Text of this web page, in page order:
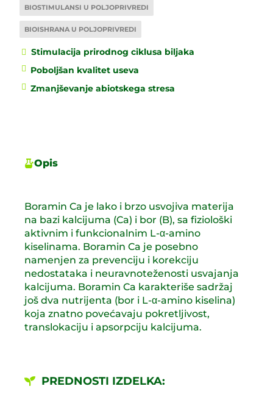
BIOSTIMULANSI U POLJOPRIVREDI
BIOISHRANA U POLJOPRIVREDI
Stimulacija prirodnog ciklusa biljaka
Poboljšan kvalitet useva
Zmanjševanje abiotskega stresa
Opis
Boramin Ca je lako i brzo usvojiva materija
na bazi kalcijuma (Ca) i bor (B), sa fiziološki
aktivnim i funkcionalnim L-α-amino
kiselinama. Boramin Ca je posebno
namenjen za prevenciju i korekciju
nedostataka i neuravnoteženosti usvajanja
kalcijuma. Boramin Ca karakteriše sadržaj
još dva nutrijenta (bor i L-α-amino kiselina)
koja znatno povećavaju pokretljivost,
translokaciju i apsorpciju kalcijuma.
PREDNOSTI IZDELKA: